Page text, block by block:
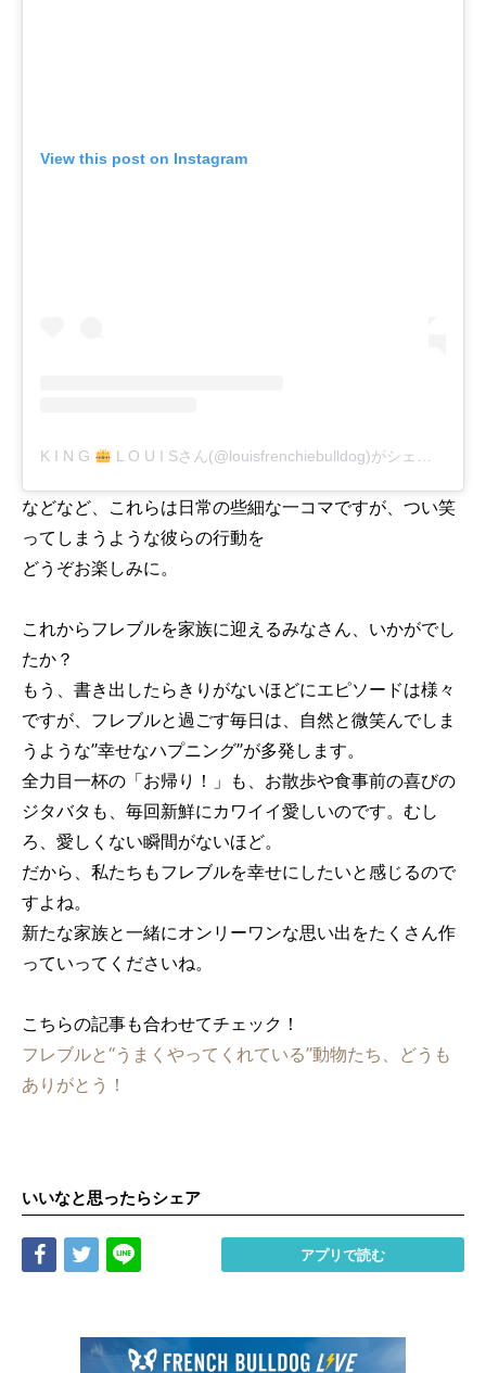
View this post on Instagram
K I N G L O U I Sさん(@louisfrenchiebulldog)がシェアした投稿
などなど、これらは日常の些細な一コマですが、つい笑
ってしまうような彼らの行動を
どうぞお楽しみに。
これからフレブルを家族に迎えるみなさん、いかがでし
たか？
もう、書き出したらきりがないほどにエピソードは様々
ですが、フレブルと過ごす毎日は、自然と微笑んでしま
うような”幸せなハプニング”が多発します。
全力目一杯の「お帰り！」も、お散歩や食事前の喜びの
ジタバタも、毎回新鮮にカワイイ愛しいのです。むし
ろ、愛しくない瞬間がないほど。
だから、私たちもフレブルを幸せにしたいと感じるので
すよね。
新たな家族と一緒にオンリーワンな思い出をたくさん作
っていってくださいね。
こちらの記事も合わせてチェック！
フレブルと“うまくやってくれている”動物たち、どうも
ありがとう！
いいなと思ったらシェア
Share Tweet アプリで読む